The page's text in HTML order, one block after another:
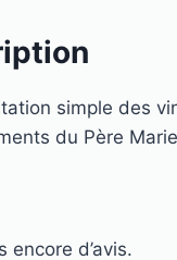
simple des
du Père
encore d’avis.